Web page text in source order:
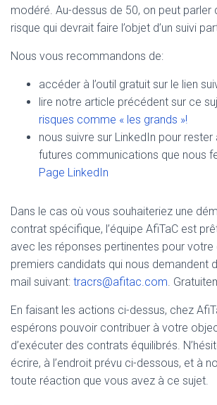
modéré. Au-dessus de 50, on peut parler
risque qui devrait faire l’objet d’un suivi
Nous vous recommandons de:
accéder à l’outil gratuit sur le lien
lire notre article précédent sur ce
risques comme « les grands »!
nous suivre sur LinkedIn pour
futures communications que nous
Page LinkedIn
Dans le cas où vous souhaiteriez une
contrat spécifique, l’équipe AfiTaC est
avec les réponses pertinentes pour
premiers candidats qui nous demandent
mail suivant: tracrs@afitac.com.
En faisant les actions ci-dessus, chez
espérons pouvoir contribuer à votre
d’exécuter des contrats équilibrés.
écrire, à l’endroit prévu ci-dessous, et à
toute réaction que vous avez à ce sujet.